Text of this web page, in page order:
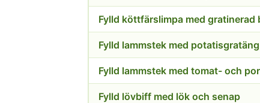
Fylld lammstek med potatisgratäng
Fylld lammstek med tomat- och
Fylld lövbiff med lök och senap